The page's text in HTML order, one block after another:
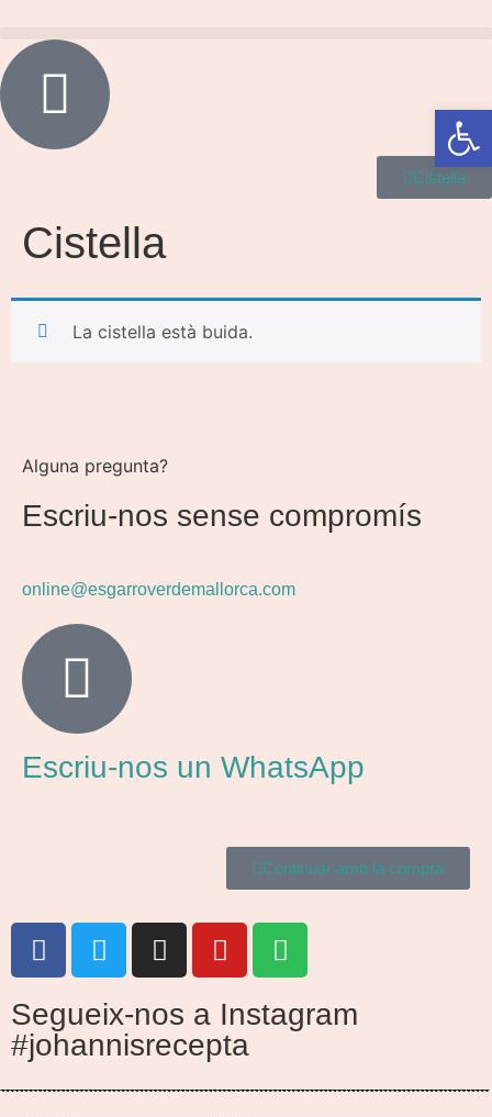
Cistella
Cistella
La cistella està buida.
Alguna pregunta?
Escriu-nos sense compromís
online@esgarroverdemallorca.com
Escriu-nos un WhatsApp
Continuar amb la compra
Segueix-nos a Instagram
#johannisrecepta
Obre la